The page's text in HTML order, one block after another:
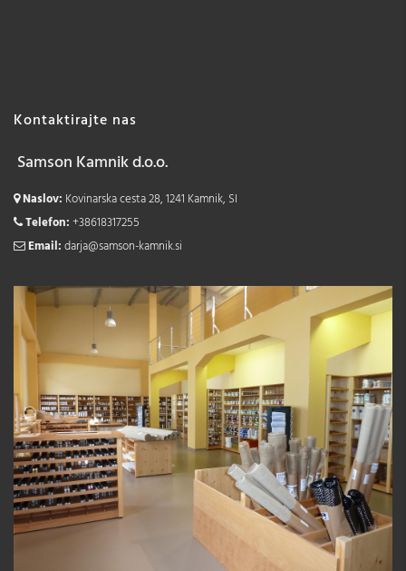
Kontaktirajte nas
Samson Kamnik d.o.o.
Naslov: Kovinarska cesta 28, 1241 Kamnik, SI
Telefon:+38618317255
Email:darja@samson-kamnik.si